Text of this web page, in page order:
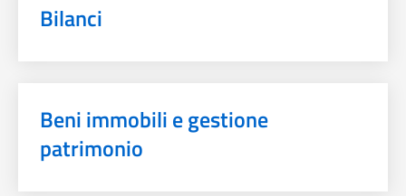
Bilanci
Beni immobili e gestione
patrimonio